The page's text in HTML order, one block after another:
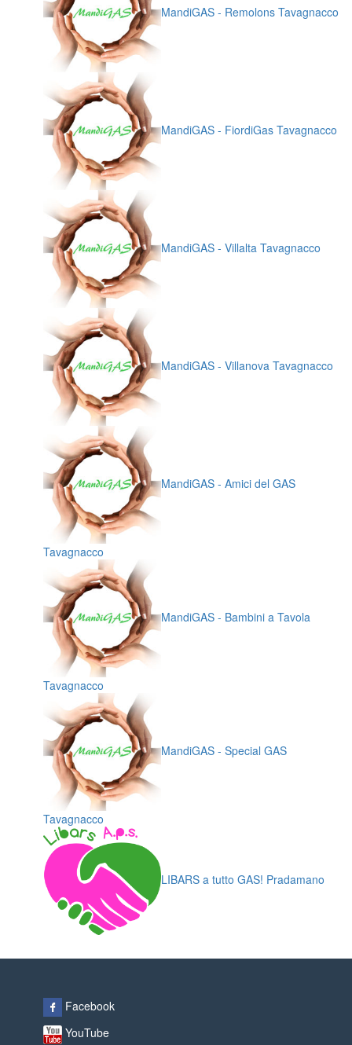
MandiGAS - Remolons Tavagnacco
MandiGAS - FiordiGas Tavagnacco
MandiGAS - Villalta Tavagnacco
MandiGAS - Villanova Tavagnacco
MandiGAS - Amici del GAS
Tavagnacco
MandiGAS - Bambini a Tavola
Tavagnacco
MandiGAS - Special GAS
Tavagnacco
LIBARS a tutto GAS! Pradamano
Facebook
YouTube